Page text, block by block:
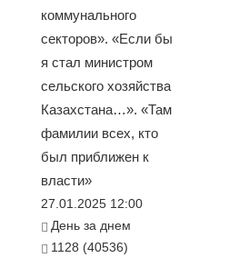
коммунального
секторов». «Если бы
я стал министром
сельского хозяйства
Казахстана…». «Там
фамилии всех, кто
был приближен к
власти»
27.01.2025 12:00
День за днем
1128 (40536)